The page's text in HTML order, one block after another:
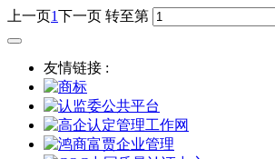
上一页1下一页 转至第
友情链接 :